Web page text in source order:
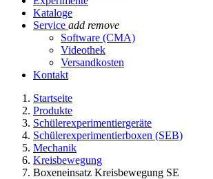
Kataloge
Service add remove
Software (CMA)
Videothek
Versandkosten
Kontakt
Startseite
Produkte
Schülerexperimentiergeräte
Schülerexperimentierboxen (SEB)
Mechanik
Kreisbewegung
Boxeneinsatz Kreisbewegung SE